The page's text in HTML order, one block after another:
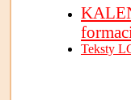
Teksty